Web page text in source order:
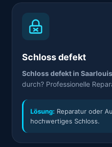
Schloss defekt
Schloss defekt in Saarlouis
durch? Professionelle
Lösung: Reparatur oder
hochwertiges Schloss.